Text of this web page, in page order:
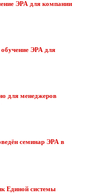
ЭРА для компании
обучение ЭРА для
для менеджеров
семинар ЭРА в
Единой системы